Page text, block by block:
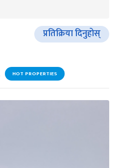
प्रतिक्रिया दिनुहोस्
HOT PROPERTIES